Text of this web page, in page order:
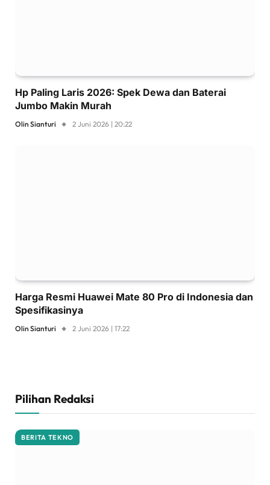
Hp Paling Laris 2026: Spek Dewa dan Baterai
Jumbo Makin Murah
Olin Sianturi 2 Juni 2026 | 20:22
Harga Resmi Huawei Mate 80 Pro di Indonesia dan
Spesifikasinya
Olin Sianturi 2 Juni 2026 | 17:22
Pilihan Redaksi
BERITA TEKNO